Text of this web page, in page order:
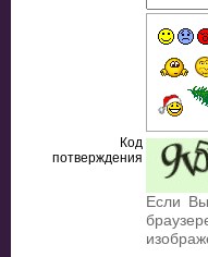
Код
потверждения
Если